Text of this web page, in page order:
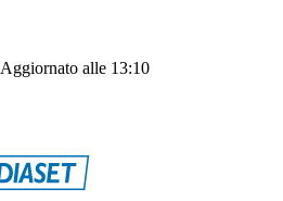
Aggiornato alle 13:10